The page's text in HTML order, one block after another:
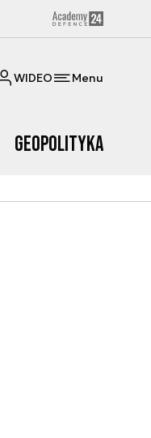
WIDEO Menu
Geopolityka